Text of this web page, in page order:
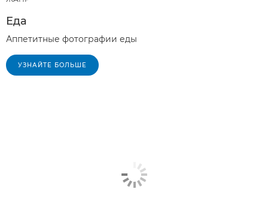
Еда
Аппетитные фотографии еды
УЗНАЙТЕ БОЛЬШЕ